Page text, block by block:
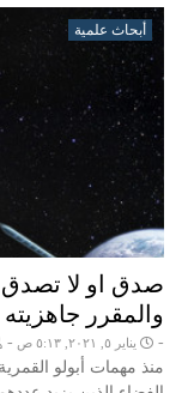
أبحاث علمية
صدق او لا تصدق
والمقرر جاهزيته عام
- يناير ٥, ٢٠٢١, ٥:١٣ ص -
منذ مهمات أبولو